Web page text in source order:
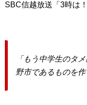
SBC信越放送「3時は
「もう中学生のタ
野市であるものを